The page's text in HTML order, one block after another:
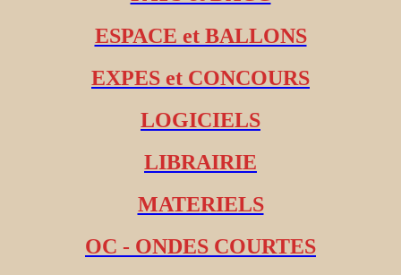
ESPACE et BALLONS
EXPES et CONCOURS
LOGICIELS
LIBRAIRIE
MATERIELS
OC - ONDES COURTES